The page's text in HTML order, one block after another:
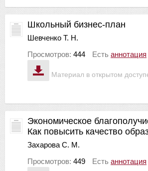
Материал в открытом
Школьный бизнес-план
Шевченко Т. Н.
Просмотров: 444 Есть аннотация
Экономическое
Как повысить качество
Захарова С. М.
Просмотров: 449 Есть аннотация